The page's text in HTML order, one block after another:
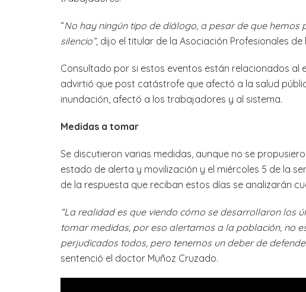
“No hay ningún tipo de diálogo, a pesar de que hemos
silencio”, dijo el titular de la Asociación Profesionales de
Consultado por si estos eventos están relacionados al
advirtió que post catástrofe que afectó a la salud
inundación, afectó a los trabajadores y al sistema.
Medidas a tomar
Se discutieron varias medidas, aunque no se
estado de alerta y movilización y el miércoles 5 de la
de la respuesta que reciban estos días se analizarán
“La realidad es que viendo cómo se desarrollaron los
tomar medidas, por eso alertamos a la población, no
perjudicados todos, pero tenemos un deber de
sentenció el doctor Muñoz Cruzado.